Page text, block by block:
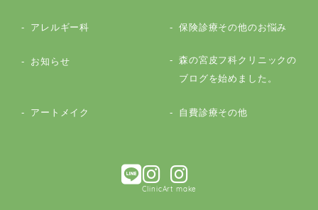
アレルギー科 保険診療その他のお悩み
お知らせ
森の宮皮フ科クリニックの
ブログを始めました。
アートメイク 自費診療その他
ClinicArt make